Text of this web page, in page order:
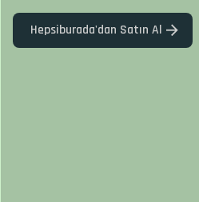
Hepsiburada'dan Satın Al